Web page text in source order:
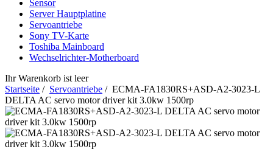
Sensor
Server Hauptplatine
Servoantriebe
Sony TV-Karte
Toshiba Mainboard
Wechselrichter-Motherboard
Ihr Warenkorb ist leer
Startseite / Servoantriebe / ECMA-FA1830RS+ASD-A2-3023-L
DELTA AC servo motor driver kit 3.0kw 1500rp